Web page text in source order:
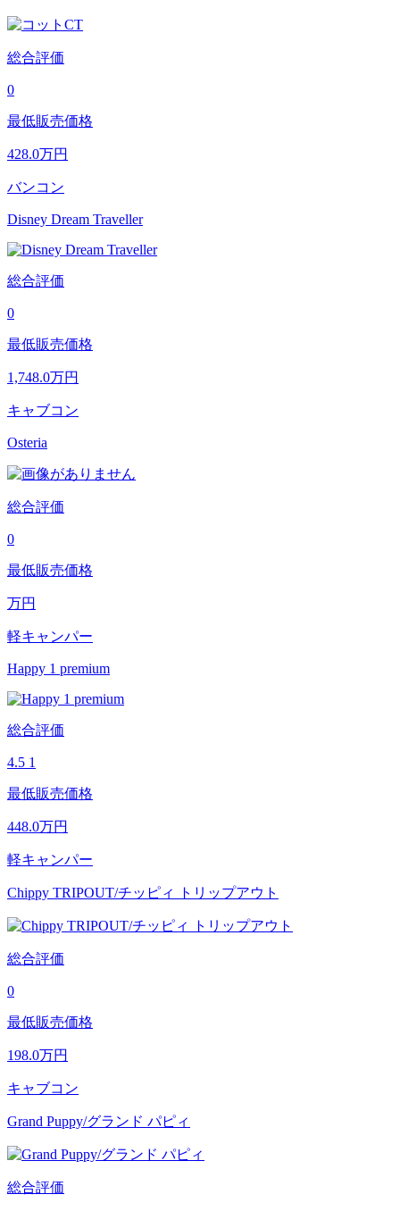
総合評価
0
最低販売価格
428.0万円
バンコン
Disney Dream Traveller
総合評価
0
最低販売価格
1,748.0万円
キャブコン
Osteria
総合評価
0
最低販売価格
万円
軽キャンパー
Happy 1 premium
総合評価
4.5 1
最低販売価格
448.0万円
軽キャンパー
Chippy TRIPOUT/チッピィ トリップアウト
総合評価
0
最低販売価格
198.0万円
キャブコン
Grand Puppy/グランド パピィ
総合評価